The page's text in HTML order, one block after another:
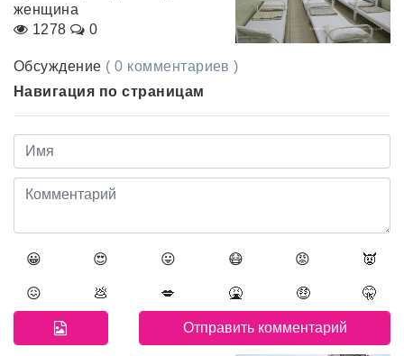
женщина
1278
0
Обсуждение ( 0 комментариев )
Навигация по страницам
😀 😍 😛 😷 😡 👿
😖 💩 💋 🤮 🤑 🤫